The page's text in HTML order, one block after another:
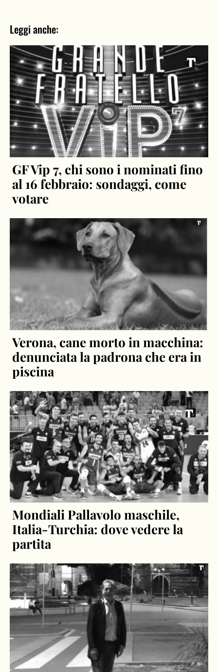
Leggi anche:
GF Vip 7, chi sono i nominati fino
al 16 febbraio: sondaggi, come
votare
Verona, cane morto in macchina:
denunciata la padrona che era in
piscina
Mondiali Pallavolo maschile,
Italia-Turchia: dove vedere la
partita